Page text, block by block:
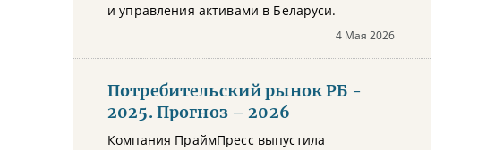
и управления активами в Беларуси.
4 Мая 2026
Потребительский рынок РБ -
2025. Прогноз – 2026
Компания ПраймПресс выпустила